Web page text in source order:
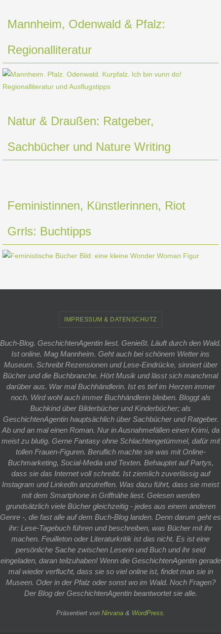
Mannheim, Odenwald & Pfalz:
Regionalliteratur
Natur & Draußen: Ratgeber,
Sachbücher und Nature Writing
Feministinnen, Künstlerinnen, Riot
Grrls: Buchtipps
IMPRESSUM & DATENSCHUTZ
Buch-Blog. GeschichtenAgentin liest. Genießt. Läuft durch den Wald.
Ist online. Mag Mannheim. Geht auch bei schönem Wetter ins
Museum. Schreibt Rezensionen und Lese-Eindrücke, sinniert über
Bücher und die Buchbranche. Hört Musik und lässt sich manchmal
darüber aus. War mal Buchhändlerin. Ist es tief im Herzen immer
noch. Wird wohl auch immer Buchhändlerin bleiben. Bloggt als
Buchkind über Bilderbücher und Kinderbücher; als
GeschichtenAgentin hauptsächlich über Sachbücher und Ratgeber.
Ab und an mal einen Roman. Nur in Ausnahmefällen einen Krimi, da
meist zu blutig. Gerne Fantasy ohne Schlachtengetümmel, dafür mit
tollen Frauen-Figuren. Beruflich machte sie was mit Online-
Buchmarketing, Social-Media und Texten. Behauptet auf Partys,
dass sie das Internet voll schreibt. Ist ziemlich zuverlässig auf
Instagram und LinkedIn anzutreffen. Was dazu führt, dass sie meist
mit dem Smartphone in Griffnähe liest. Gelesen werden
grundsätzlich viele Bücher gleichzeitig - jedes aus einem anderen
Genre -, die fast alle auf dem Buch-Blog landen. Denn darum geht es
ihr: Lese-Tagebuch führen und beschreiben, was Bücher mit ihr
machen. Feuilleton oder Literaturkritik ist das nicht. Es ist eine
persönliche Sache zwischen Leserin und Buch und ihr seid
eingeladen, daran teilzuhaben! Wenn die GeschichtenAgentin gerade
mal wieder verflucht, dass sie so viel online ist, findet man sie in
Museen. Oder in der Pfalz oder sonst wo im Wald. Noch Fragen?
Der Blog der GeschichtenAgentin beantwortet sie alle.
Präsentiert von Nirvana& WordPress.